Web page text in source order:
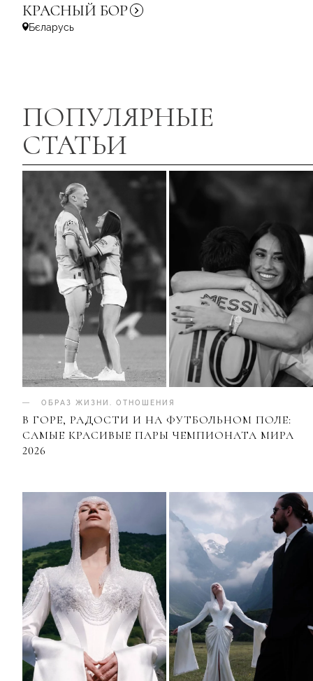
КРАСНЫЙ БОР
Бєларусь
ПОПУЛЯРНЫЕ
СТАТЬИ
ОБРАЗ ЖИЗНИ ОТНОШЕНИЯ
В ГОРЕ, РАДОСТИ И НА ФУТБОЛЬНОМ ПОЛЕ:
САМЫЕ КРАСИВЫЕ ПАРЫ ЧЕМПИОНАТА МИРА
2026